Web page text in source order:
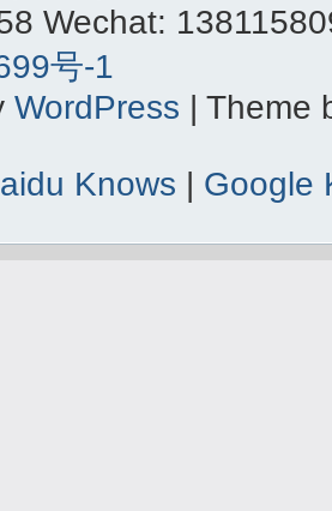
Wechat:
号-1
WordPress | Theme
Knows | Google